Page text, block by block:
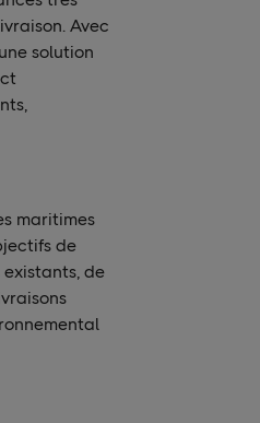
Avec
solution
maritimes
de
de